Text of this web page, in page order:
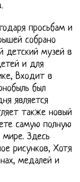
просьбам и
собрано
детский музей в
и для
Входит в
был
является
также новый
самую полную
мире. Здесь
рисунков, Хотя
медалей и